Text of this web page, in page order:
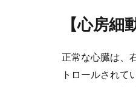
【心房細
正常な心臓は、
トロールされて